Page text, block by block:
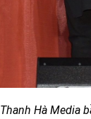
Thanh Hà Media